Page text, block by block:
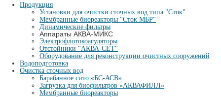
Продукция
Установки для очистки сточных вод типа "Сток"
Мембранные биореакторы "Сток МБР"
Динамические фильтры
Аппараты АКВА-МИКС
Электрофлотокоагуляторы
Отстойники "АКВА-СЕТ"
Оборудование для реконструкции очистных сооружений
Водоподготовка
Очистка сточных вод
Барабанное сито «БС-АСВ»
Загрузка для биофильтров «АКВАФИЛЛ»
Мембранные биореакторы